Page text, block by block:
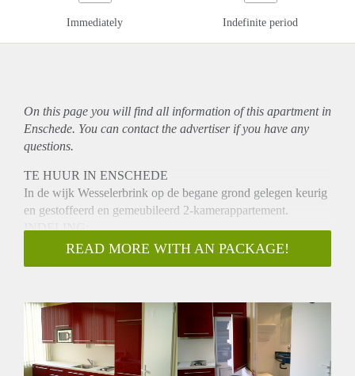
Immediately Indefinite period
On this page you will find all information of this apartmentin
Enschede. You can contact the advertiser if you have any
questions.
TE HUUR IN ENSCHEDE
In de wijk Wesselerbrink op de begane grond gelegen keurig
en gestoffeerd en gemeubileerd 2-kamerappartement.
INDELING:
Het appartement is netjes afgewerkt en voorzien van
laminaat, lamellen en kastruimte. Je hebt de beschikking over
Mooie ruime achterliggende tuin. Wasmachine en droger
aanwezig (gezamenlijk gebruik). Op 5 minuten (auto) afstand
van het centrum, centraal station en busstation.
Winkelcentrum Wesselerbrink is op loopafstand.
READ MORE WITH AN PACKAGE!